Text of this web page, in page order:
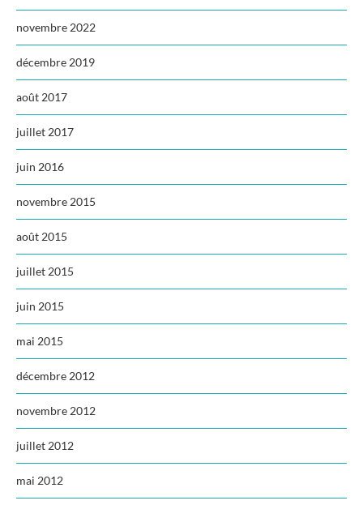
novembre 2022
décembre 2019
août 2017
juillet 2017
juin 2016
novembre 2015
août 2015
juillet 2015
juin 2015
mai 2015
décembre 2012
novembre 2012
juillet 2012
mai 2012